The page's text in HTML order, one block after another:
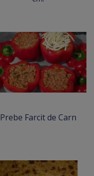
Prebe Farcit de Carn